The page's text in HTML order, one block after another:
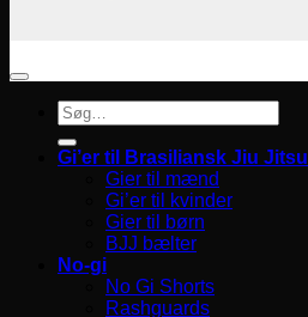
Søg
efter:
Gi’er til Brasiliansk Jiu Jitsu
Gier til mænd
Gi’er til kvinder
Gier til børn
BJJ bælter
No-gi
No Gi Shorts
Rashguards